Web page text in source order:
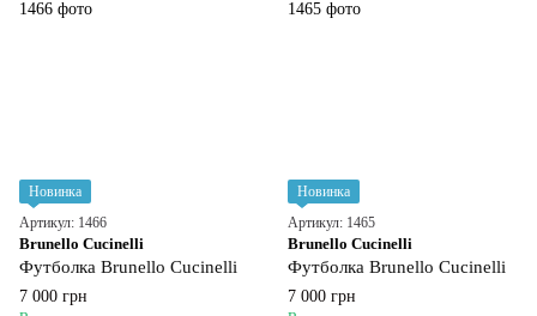
Новинка
Артикул: 1466
Brunello Cucinelli
Футболка Brunello Cucinelli
7 000 грн
Новинка
Артикул: 1465
Brunello Cucinelli
Футболка Brunello Cucinelli
7 000 грн